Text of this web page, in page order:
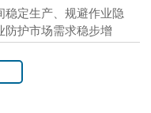
稳定生产、规避作业隐
防护市场需求稳步增